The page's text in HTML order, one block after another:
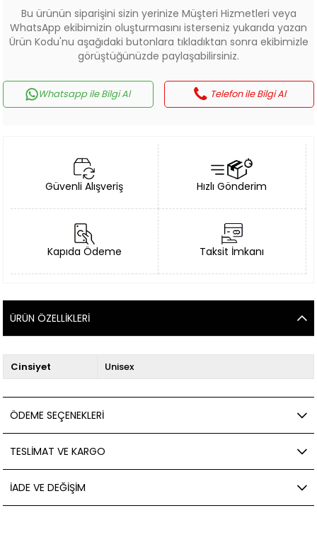
Bu ürünün siparişini sizin yerinize Müşteri Hizmetleri veya
WhatsApp ekibimizin oluşturmasını isterseniz yukarıda yazan
Ürün Kodu'nu aşağıdaki butonlara tıkladıktan sonra ekibimizle
görüştüğünüzde paylaşabilirsiniz.
Whatsapp ile Bilgi Al Telefon ile Bilgi Al
Güvenli Alışveriş Hızlı Gönderim
Kapıda Ödeme Taksit İmkanı
ÜRÜN ÖZELLIKLERI
Cinsiyet Unisex
ÖDEME SEÇENEKLERI
TESLIMAT VE KARGO
İADE VE DEĞIŞIM